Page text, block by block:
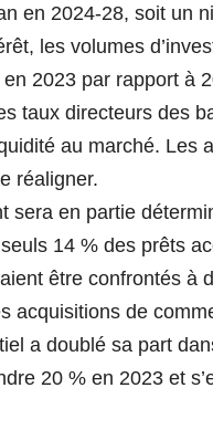
en 2024-28, soit un
les volumes
2023 par rapport à
taux directeurs des
au marché. Les
réaligner.
sera en partie
14 % des prêts
être confrontés à
acquisitions de
a doublé sa part
20 % en 2023 et